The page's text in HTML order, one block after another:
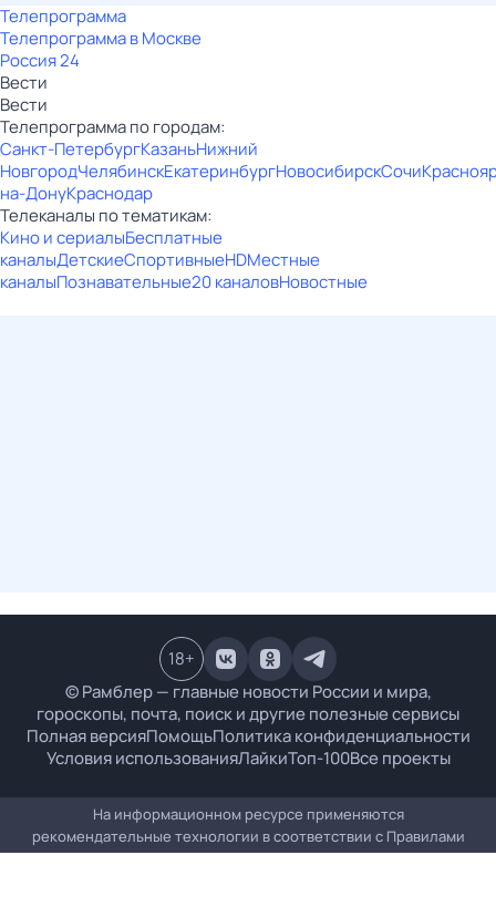
Телепрограмма
Телепрограмма в Москве
Россия 24
Вести
Вести
Телепрограмма по городам:
Санкт-ПетербургКазаньНижний
НовгородЧелябинскЕкатеринбургНовосибирскСочи
на-ДонуКраснодар
Телеканалы по тематикам:
Кино и сериалыБесплатные
каналыДетскиеСпортивныеHDМестные
каналыПознавательные20 каналовНовостные
© Рамблер — главные новости России и мира,
гороскопы, почта, поиск и другие полезные сервисы
Полная версияПомощьПолитика конфиденциальности
Условия использованияЛайкиТоп-100Все проекты
18+
На информационном ресурсе применяются
рекомендательные технологии в соответствии с Правилами